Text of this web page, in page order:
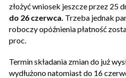
złożyć wniosek jeszcze przez 25
do 26 czerwca. Trzeba jednak
roboczy opóźnienia płatność
proc.
Termin składania zmian do już
wydłużono natomiast do 16